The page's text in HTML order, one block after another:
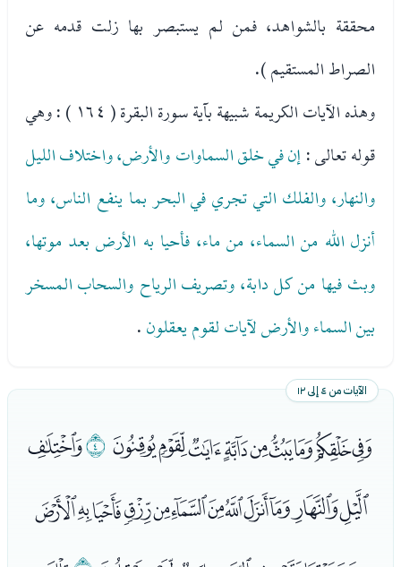
محققة بالشواهد، فمن لم يستبصر بها زلت قدمه عن
الصراط المستقيم ).
وهذه الآيات الكريمة شبيهة بآية سورة البقرة ( ١٦٤ ) : وهي
قوله تعالى :إن في خلق السماوات والأرض، واختلاف الليل
والنهار، والفلك التي تجري في البحر بما ينفع الناس، وما
أنزل الله من السماء، من ماء، فأحيا به الأرض بعد موتها،
وبث فيها من كل دابة، وتصريف الرياح والسحاب المسخر
بين السماء والأرض لآيات لقوم يعقلون.
الآيات من ٤ إلى ١٢
ﭡﭢﭣﭤﭥﭦﭧﭨﭩﭪﭫ
ﭬﭭﭮﭯﭰﭱﭲﭳﭴﭵﭶﭷ